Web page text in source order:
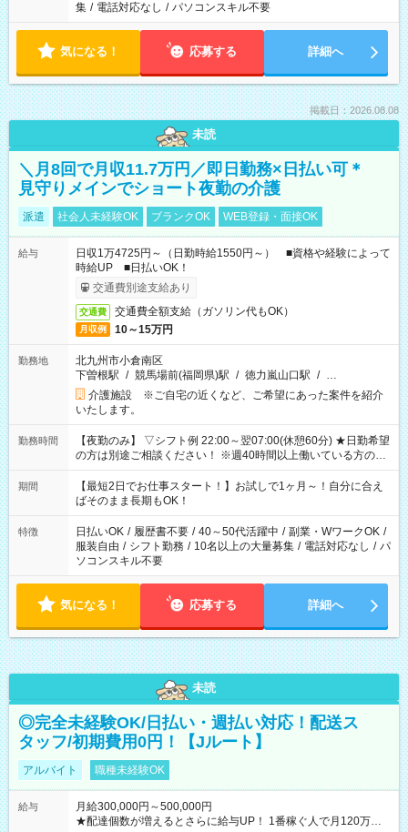
集 / 電話対応なし / パソコンスキル不要
気になる！ 応募する 詳細へ
掲載日：2026.08.08
未読
＼月8回で月収11.7万円／即日勤務×日払い可＊
見守りメインでショート夜勤の介護
派遣 社会人未経験OK ブランクOK WEB登録・面接OK
給与
日収1万4725円～（日勤時給1550円～） ■資格や経験によって
時給UP ■日払いOK！
交通費別途支給あり
交通費 交通費全額支給（ガソリン代もOK）
月収例 10～15万円
勤務地
北九州市小倉南区
下曽根駅 / 競馬場前(福岡県)駅 / 徳力嵐山口駅 / …
介護施設 ※ご自宅の近くなど、ご希望にあった案件を紹介
いたします。
勤務時間
【夜勤のみ】 ▽シフト例 22:00～翌07:00(休憩60分) ★日勤希望
の方は別途ご相談ください！ ※週40時間以上働いている方のW
ワークはNG
期間
【最短2日でお仕事スタート！】お試しで1ヶ月～！自分に合え
ばそのまま長期もOK！
特徴 日払いOK / 履歴書不要 / 40～50代活躍中 / 副業・WワークOK /
服装自由 / シフト勤務 / 10名以上の大量募集 / 電話対応なし / パ
ソコンスキル不要
気になる！ 応募する 詳細へ
未読
◎完全未経験OK/日払い・週払い対応！配送ス
タッフ/初期費用0円！【Jルート】
アルバイト 職種未経験OK
給与
月給300,000円～500,000円
★配達個数が増えるとさらに給与UP！ 1番稼ぐ人で月120万ほ